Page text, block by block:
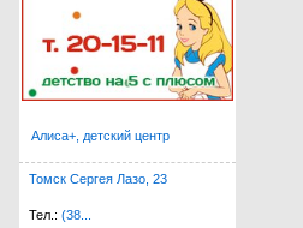
Алиса+, детский центр
Томск Сергея Лазо, 23
Тел.: (38...